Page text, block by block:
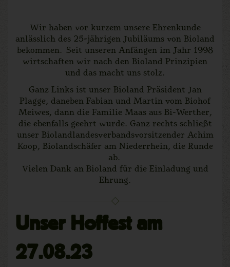
Wir haben vor kurzem unsere Ehrenkunde
anlässlich des 25-jährigen Jubiläums von Bioland
bekommen. Seit unseren Anfängen im Jahr 1998
wirtschaften wir nach den Bioland Prinzipien
und das macht uns stolz.
Ganz Links ist unser Bioland Präsident Jan
Plagge, daneben Fabian und Martin vom Biohof
Meiwes, dann die Familie Maas aus Bi-Werther,
die ebenfalls geehrt wurde. Ganz rechts schließt
unser Biolandlandesverbandsvorsitzender Achim
Koop, Biolandschäfer am Niederrhein, die Runde
ab.
Vielen Dank an Bioland für die Einladung und
Ehrung.
Unser Hoffest am
27.08.23